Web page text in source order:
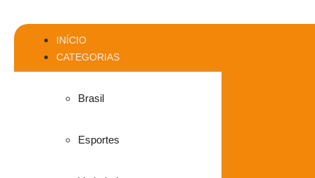
INÍCIO
CATEGORIAS
Brasil
Esportes